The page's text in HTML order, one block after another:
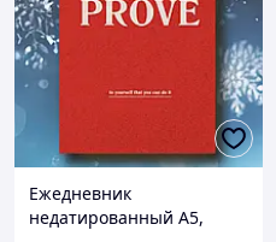
Ежедневник
недатированный А5,